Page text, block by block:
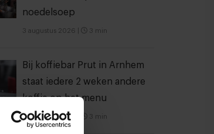
noedelsoep
3 augustus 2026 3 min
Bij koffiebar Prut in Arnhem
staat iedere 2 weken andere
koffie op het menu
3 augustus 2026 3 min